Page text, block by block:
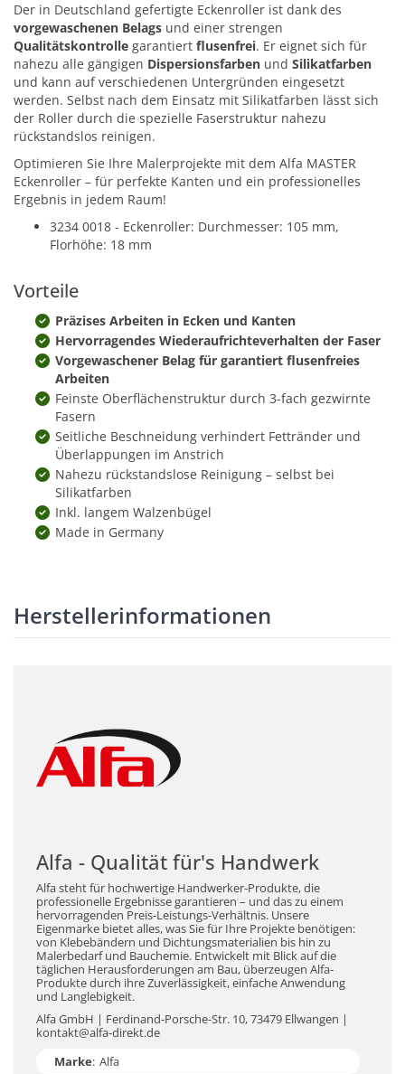
Der in Deutschland gefertigte Eckenroller ist dank des
vorgewaschenen Belags und einer strengen
Qualitätskontrolle garantiert flusenfrei. Er eignet sich für
nahezu alle gängigen Dispersionsfarben und Silikatfarben
und kann auf verschiedenen Untergründen eingesetzt
werden. Selbst nach dem Einsatz mit Silikatfarben lässt sich
der Roller durch die spezielle Faserstruktur nahezu
rückstandslos reinigen.
Optimieren Sie Ihre Malerprojekte mit dem Alfa MASTER
Eckenroller – für perfekte Kanten und ein professionelles
Ergebnis in jedem Raum!
3234 0018 - Eckenroller: Durchmesser: 105 mm,
Florhöhe: 18 mm
Vorteile
Präzises Arbeiten in Ecken und Kanten
Hervorragendes Wiederaufrichteverhalten der Faser
Vorgewaschener Belag für garantiert flusenfreies
Arbeiten
Feinste Oberflächenstruktur durch 3-fach gezwirnte
Fasern
Seitliche Beschneidung verhindert Fettränder und
Überlappungen im Anstrich
Nahezu rückstandslose Reinigung – selbst bei
Silikatfarben
Inkl. langem Walzenbügel
Made in Germany
Herstellerinformationen
Alfa - Qualität für's Handwerk
Alfa steht für hochwertige Handwerker-Produkte, die
professionelle Ergebnisse garantieren – und das zu einem
hervorragenden Preis-Leistungs-Verhältnis. Unsere
Eigenmarke bietet alles, was Sie für Ihre Projekte benötigen:
von Klebebändern und Dichtungsmaterialien bis hin zu
Malerbedarf und Bauchemie. Entwickelt mit Blick auf die
täglichen Herausforderungen am Bau, überzeugen Alfa-
Produkte durch ihre Zuverlässigkeit, einfache Anwendung
und Langlebigkeit.
Alfa GmbH | Ferdinand-Porsche-Str. 10, 73479 Ellwangen |
kontakt@alfa-direkt.de
Marke: Alfa